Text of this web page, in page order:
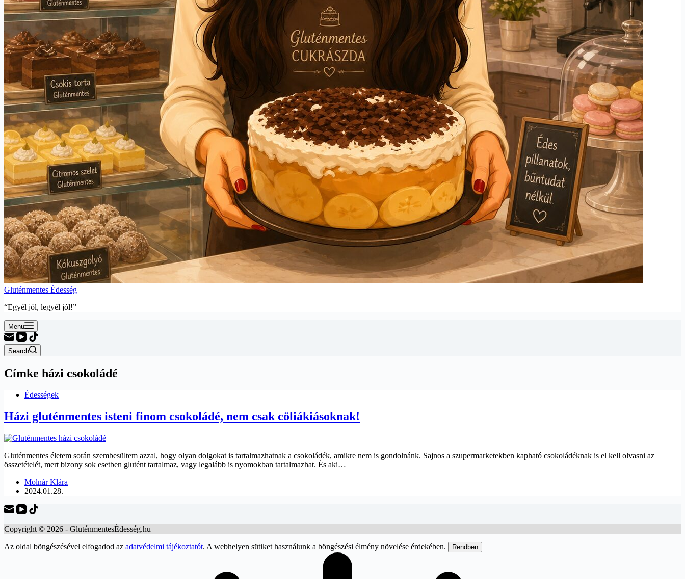
Gluténmentes Édesség
“Egyél jól, legyél jól!”
Menu
Search
Címke házi csokoládé
Édességek
Házi gluténmentes isteni finom csokoládé, nem csak cöliákiásoknak!
Gluténmentes életem során szembesültem azzal, hogy olyan dolgokat is tartalmazhatnak a csokoládék, amikre nem is gondolnánk. Sajnos a szupermarketekben kapható csokoládéknak is el kell olvasni az
összetételét, mert bizony sok esetben glutént tartalmaz, vagy legalább is nyomokban tartalmazhat. És aki…
Molnár Klára
2024.01.28.
Copyright © 2026 - GluténmentesÉdesség.hu
Az oldal böngészésével elfogadod az adatvédelmi tájékoztatót. A webhelyen sütiket használunk a böngészési élmény növelése érdekében. Rendben